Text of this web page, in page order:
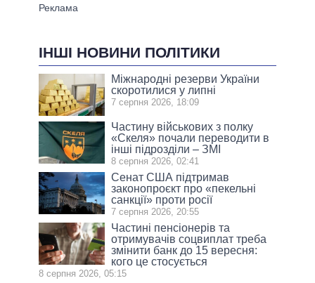
ІНШІ НОВИНИ ПОЛІТИКИ
Міжнародні резерви України
скоротилися у липні
7 серпня 2026, 18:09
Частину військових з полку
«Скеля» почали переводити в
інші підрозділи – ЗМІ
8 серпня 2026, 02:41
Сенат США підтримав
законопроєкт про «пекельні
санкції» проти росії
7 серпня 2026, 20:55
Частині пенсіонерів та
отримувачів соцвиплат треба
змінити банк до 15 вересня:
кого це стосується
8 серпня 2026, 05:15